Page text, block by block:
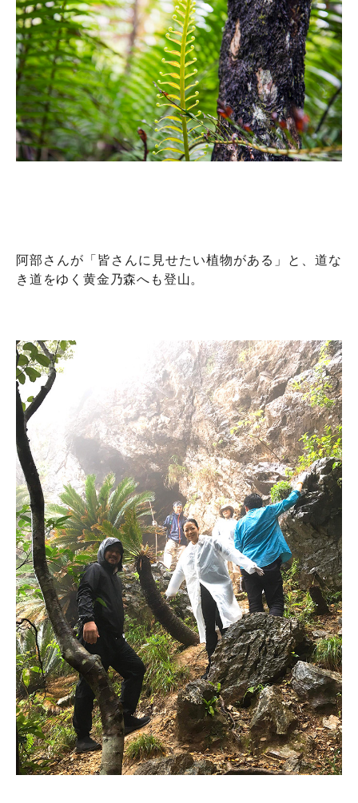
阿部さんが「皆さんに見せたい植物がある」と、道な
き道をゆく黄金乃森へも登山。